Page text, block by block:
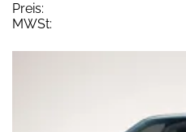
Preis:
MWSt: